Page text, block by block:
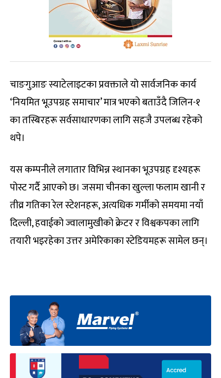
चाङगुआङ स्याटेलाइटका प्रवक्ताले यो सार्वजनिक कार्य
‘नियमित भूउपग्रह समाचार’ मात्र भएको बताउँदै जिलिन-१
का तस्बिरहरू सर्वसाधारणका लागि सहजै उपलब्ध रहेको
थपे।
यस कम्पनीले लगातार विभिन्न स्थानका भूउपग्रह दृश्यहरू
पोस्ट गर्दै आएको छ। जसमा चीनका खुल्ला फलाम खानी र
तीव्र गतिका रेल स्टेशनहरू, अत्यधिक गर्मीको समयमा नयाँ
दिल्ली, हवाईको ज्वालामुखीको क्रेटर र विश्वकपका लागि
तयारी भइरहेका उत्तर अमेरिकाका स्टेडियमहरू सामेल छन्।